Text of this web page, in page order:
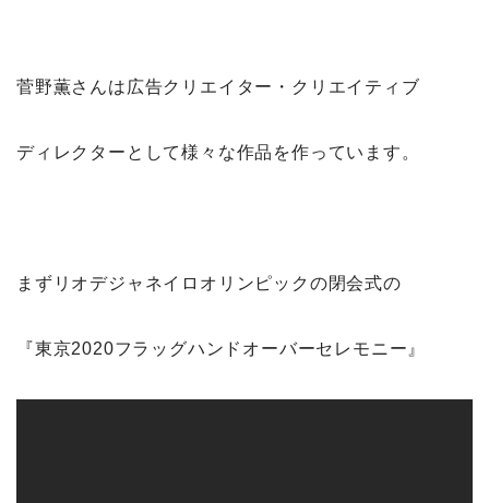
菅野薫さんは広告クリエイター・クリエイティブ
ディレクターとして様々な作品を作っています。
まずリオデジャネイロオリンピックの閉会式の
『東京2020フラッグハンドオーバーセレモニー』